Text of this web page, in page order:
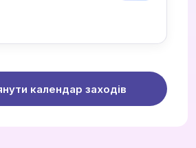
календар заходів